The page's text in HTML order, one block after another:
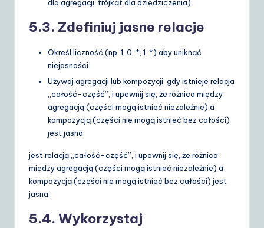
dla agregacji, trójkąt dla dziedziczenia).
5.3. Zdefiniuj jasne relacje
Określ liczność (np. 1 0..* 1..*) aby uniknąć
niejasności.
Używaj agregacji lub kompozycji, gdy istnieje relacja
„całość-część”, i upewnij się, że różnica między
agregacją (części mogą istnieć niezależnie) a
kompozycją (części nie mogą istnieć bez całości)
jest jasna.
jest relacją „całość-część”, i upewnij się, że różnica
między agregacją (części mogą istnieć niezależnie) a
kompozycją (części nie mogą istnieć bez całości) jest
jasna.
5.4. Wykorzystaj